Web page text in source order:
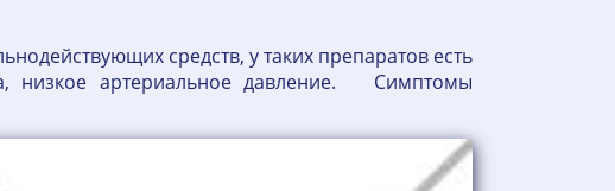
средств, у таких препаратов есть
низкое артериальное давление. Симптомы